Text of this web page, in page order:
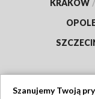
KRAKÓW /
Szanujemy Twoją